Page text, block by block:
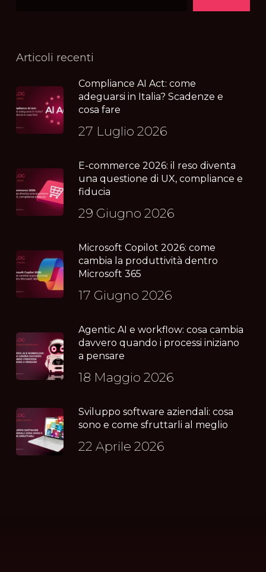
Articoli recenti
Compliance AI Act: come
adeguarsi in Italia? Scadenze e
cosa fare
27 Luglio 2026
E-commerce 2026: il reso diventa
una questione di UX, compliance e
fiducia
29 Giugno 2026
Microsoft Copilot 2026: come
cambia la produttività dentro
Microsoft 365
17 Giugno 2026
Agentic AI e workflow: cosa cambia
davvero quando i processi iniziano
a pensare
18 Maggio 2026
Sviluppo software aziendali: cosa
sono e come sfruttarli al meglio
22 Aprile 2026